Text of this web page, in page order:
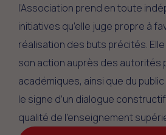
l’Association prend en toute
initiatives qu’elle juge propre à
réalisation des buts précités.
son action auprès des autorités
académiques, ainsi que du
le signe d’un dialogue
qualité de l’enseignement